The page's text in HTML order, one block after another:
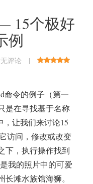
15个极好
例
评论
|
命令的例子（第一
是在寻找基于名称
，让我们来讨论15
访问，修改或改变
下，执行操作找到
我的照片中的可爱
滩水族馆海狮。